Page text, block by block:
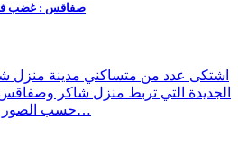
صفاقس : غضب في
اشتكى عدد من متساكني مدينة منزل
الجديدة التي تربط منزل شاكر
حسب الصور المصاحبة والغريب انها شبه…